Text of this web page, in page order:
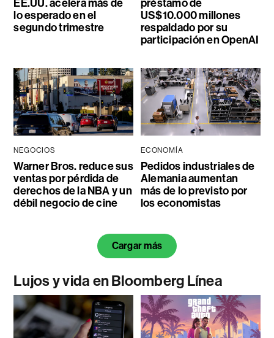
EE.UU. acelera más de
lo esperado en el
segundo trimestre
préstamo de
US$10.000 millones
respaldado por su
participación en OpenAI
NEGOCIOS
Warner Bros. reduce sus
ventas por pérdida de
derechos de la NBA y un
débil negocio de cine
ECONOMÍA
Pedidos industriales de
Alemania aumentan
más de lo previsto por
los economistas
Cargar más
Lujos y vida en Bloomberg Línea